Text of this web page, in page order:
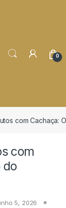
0
com Cachaça:
com
do
5, 2026